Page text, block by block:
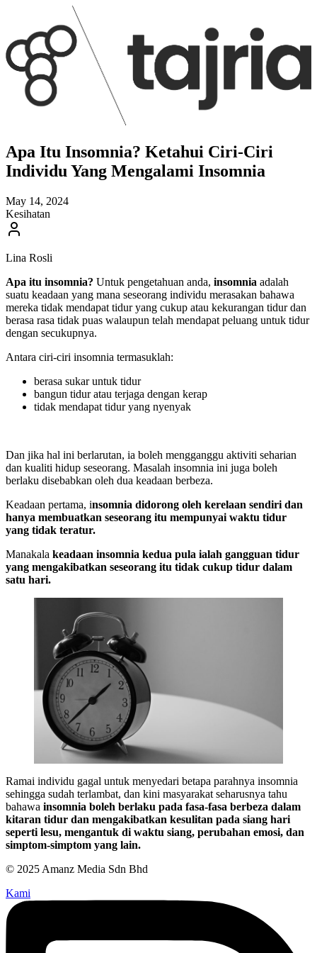
Apa Itu Insomnia? Ketahui Ciri-Ciri
Individu Yang Mengalami Insomnia
May 14, 2024
Kesihatan
Lina Rosli
Apa itu insomnia? Untuk pengetahuan anda, insomnia adalah
suatu keadaan yang mana seseorang individu merasakan bahawa
mereka tidak mendapat tidur yang cukup atau kekurangan tidur dan
berasa rasa tidak puas walaupun telah mendapat peluang untuk tidur
dengan secukupnya.
Antara ciri-ciri insomnia termasuklah:
berasa sukar untuk tidur
bangun tidur atau terjaga dengan kerap
tidak mendapat tidur yang nyenyak
Dan jika hal ini berlarutan, ia boleh mengganggu aktiviti seharian
dan kualiti hidup seseorang. Masalah insomnia ini juga boleh
berlaku disebabkan oleh dua keadaan berbeza.
Keadaan pertama, insomnia didorong oleh kerelaan sendiri dan
hanya membuatkan seseorang itu mempunyai waktu tidur
yang tidak teratur.
Manakala keadaan insomnia kedua pula ialah gangguan tidur
yang mengakibatkan seseorang itu tidak cukup tidur dalam
satu hari.
Ramai individu gagal untuk menyedari betapa parahnya insomnia
sehingga sudah terlambat, dan kini masyarakat seharusnya tahu
bahawa insomnia boleh berlaku pada fasa-fasa berbeza dalam
kitaran tidur dan mengakibatkan kesulitan pada siang hari
seperti lesu, mengantuk di waktu siang, perubahan emosi, dan
simptom-simptom yang lain.
© 2025 Amanz Media Sdn Bhd
Kami